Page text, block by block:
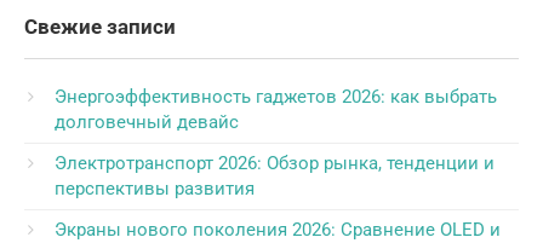
Свежие записи
Энергоэффективность гаджетов 2026: как выбрать
долговечный девайс
Электротранспорт 2026: Обзор рынка, тенденции и
перспективы развития
Экраны нового поколения 2026: Сравнение OLED и